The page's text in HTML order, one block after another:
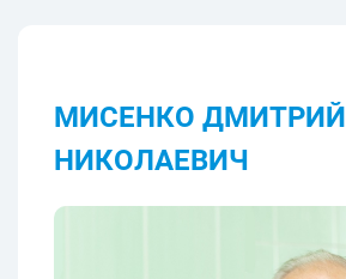
МИСЕНКО ДМИТРИЙ
НИКОЛАЕВИЧ